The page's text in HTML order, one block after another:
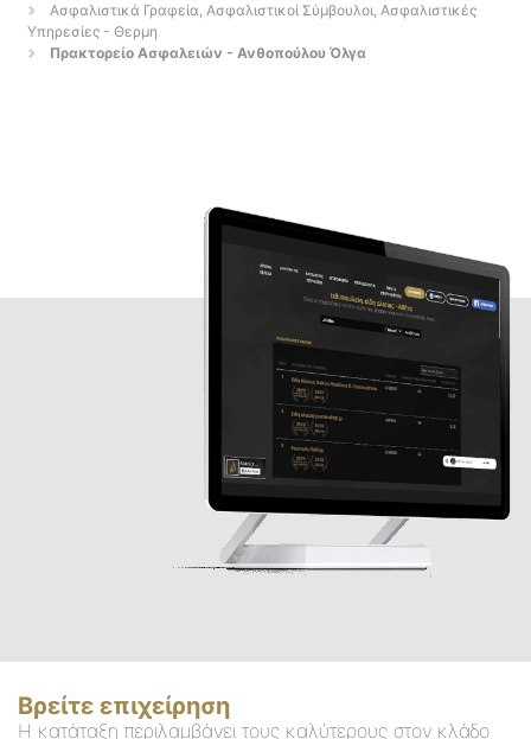
Ασφαλιστικά Γραφεία, Ασφαλιστικοί Σύμβουλοι, Ασφαλιστικές
Υπηρεσίες - Θερμη
Πρακτορείο Ασφαλειών - Ανθοπούλου Όλγα
Βρείτε επιχείρηση
Η κατάταξη περιλαμβάνει τους καλύτερους στον κλάδο